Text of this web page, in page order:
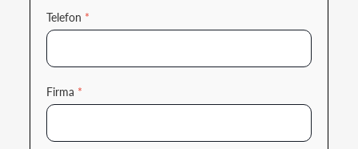
Telefon *
Firma *